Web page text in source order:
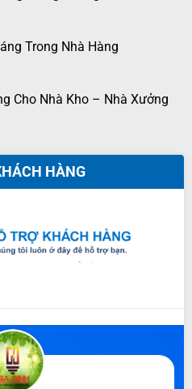
Trong Nhà Hàng
Cho Nhà Kho – Nhà Xưởng
HÀNG